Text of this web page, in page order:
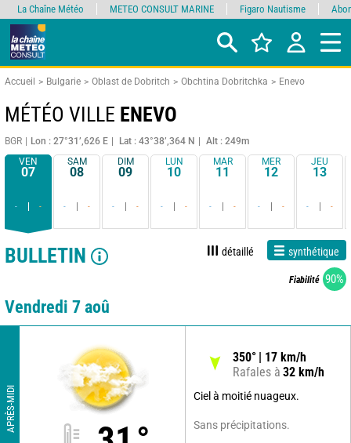
Accueil Bulgarie Oblast de Dobritch Obchtina Dobritchka Enevo
MÉTÉO VILLE ENEVO
BGR Lon : 27°31’,626 E Lat : 43°38’,364 N
Alt : 249m
VEN
07
- -
SAM
08
- -
DIM
09
- -
LUN
10
- -
MAR
11
- -
MER
12
- -
JEU
13
- -
BULLETIN détaillé synthétique
Fiabilité 90%
Vendredi 7 aoû
APRÈS-MIDI
350° 17 km/h
Rafales à 32 km/h
Ciel à moitié nuageux.
Sans précipitations.
La Chaîne Météo METEO CONSULT MARINE Figaro Nautisme